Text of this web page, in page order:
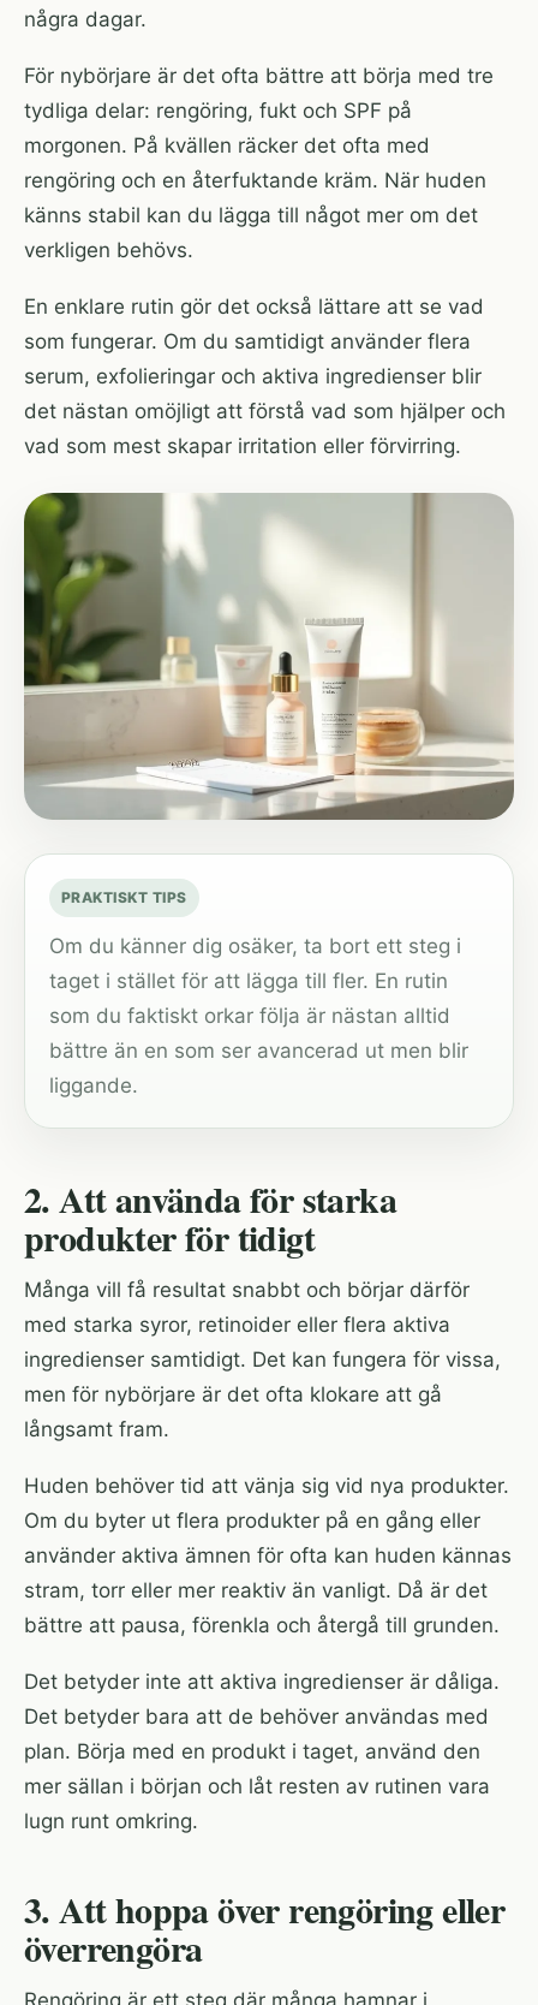
några dagar.
För nybörjare är det ofta bättre att börja med tre
tydliga delar: rengöring, fukt och SPF på
morgonen. På kvällen räcker det ofta med
rengöring och en återfuktande kräm. När huden
känns stabil kan du lägga till något mer om det
verkligen behövs.
En enklare rutin gör det också lättare att se vad
som fungerar. Om du samtidigt använder flera
serum, exfolieringar och aktiva ingredienser blir
det nästan omöjligt att förstå vad som hjälper och
vad som mest skapar irritation eller förvirring.
PRAKTISKT TIPS
Om du känner dig osäker, ta bort ett steg i
taget i stället för att lägga till fler. En rutin
som du faktiskt orkar följa är nästan alltid
bättre än en som ser avancerad ut men blir
liggande.
2. Att använda för starka
produkter för tidigt
Många vill få resultat snabbt och börjar därför
med starka syror, retinoider eller flera aktiva
ingredienser samtidigt. Det kan fungera för vissa,
men för nybörjare är det ofta klokare att gå
långsamt fram.
Huden behöver tid att vänja sig vid nya produkter.
Om du byter ut flera produkter på en gång eller
använder aktiva ämnen för ofta kan huden kännas
stram, torr eller mer reaktiv än vanligt. Då är det
bättre att pausa, förenkla och återgå till grunden.
Det betyder inte att aktiva ingredienser är dåliga.
Det betyder bara att de behöver användas med
plan. Börja med en produkt i taget, använd den
mer sällan i början och låt resten av rutinen vara
lugn runt omkring.
3. Att hoppa över rengöring eller
överrengöra
Rengöring är ett steg där många hamnar i